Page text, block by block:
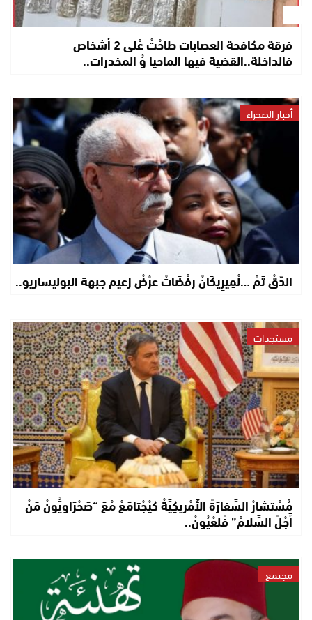
فرقة مكافحة العصابات طَاحْتْ عْلَى 2 أشخاص
فالداخلة..القضية فيها الماحيا وُ المخدرات..
أخبار الصحراء
الدَّقْ تَمْ …لْمِيرِيكَانْ رَفْضَاتْ عرْضْ زعيم جبهة البوليساريو..
مستجدات
مُسْتَشَارْ السَّفَارَةْ الأَمْرِيكِيَّةْ كَيْجْتَامَعْ مْعَ “صَحْرَاوِيُّونْ مَنْ
أَجْلْ السَّلَامْ” فْلعْيُونْ..
مجتمع